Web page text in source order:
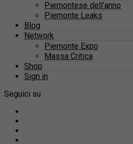
Piemontese dell’anno
Piemonte Leaks
Blog
Network
Piemonte Expo
Massa Critica
Shop
Sign in
Seguici su